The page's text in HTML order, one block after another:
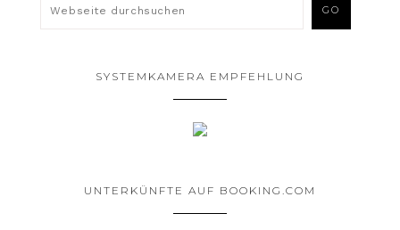
SYSTEMKAMERA EMPFEHLUNG
UNTERKÜNFTE AUF BOOKING.COM